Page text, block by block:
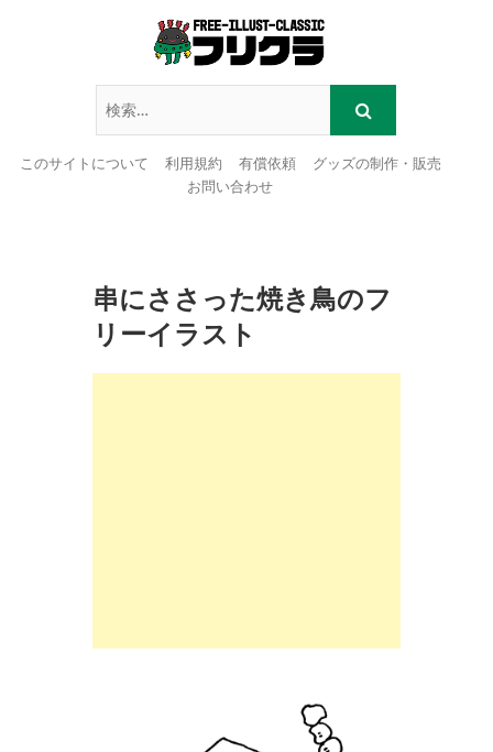
このサイトについて 利用規約 有償依頼
グッズの制作・販売
お問い合わせ
串にささった焼き鳥のフ
リーイラスト